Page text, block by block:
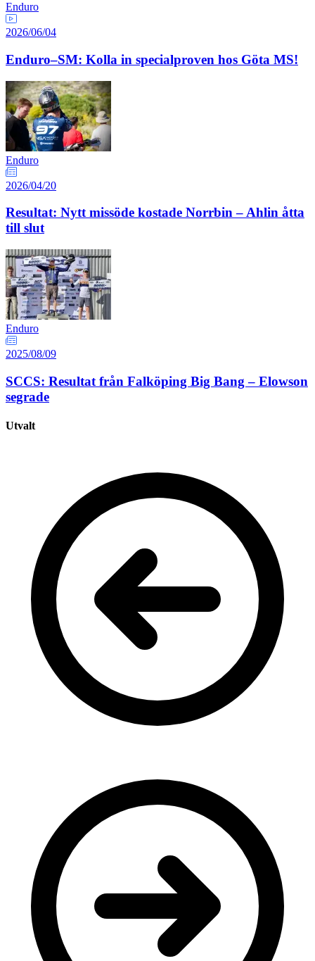
Enduro
2026/06/04
Enduro–SM: Kolla in specialproven hos Göta MS!
Enduro
2026/04/20
Resultat: Nytt missöde kostade Norrbin – Ahlin åtta
till slut
Enduro
2025/08/09
SCCS: Resultat från Falköping Big Bang – Elowson
segrade
Utvalt